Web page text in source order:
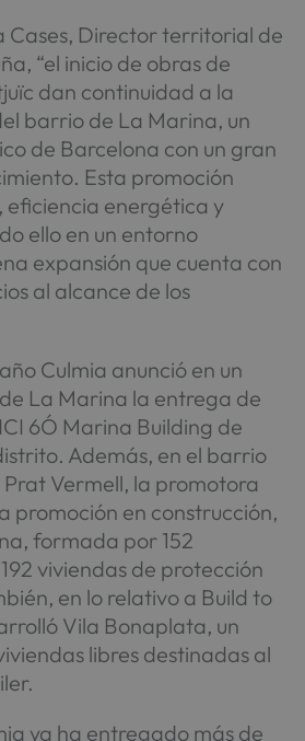
Cases, Director territorial de
“el inicio de obras de
dan continuidad a la
barrio de La Marina, un
de Barcelona con un gran
Esta promoción
energética y
ello en un entorno
expansión que cuenta con
al alcance de los
Culmia anunció en un
La Marina la entrega de
6Ó Marina Building de
Además, en el barrio
Vermell, la promotora
promoción en construcción,
formada por 152
viviendas de protección
en lo relativo a Build to
Vila Bonaplata, un
libres destinadas al
ya ha entregado más de